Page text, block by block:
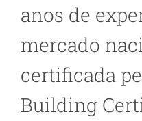
anos de
mercado
certificada
Building